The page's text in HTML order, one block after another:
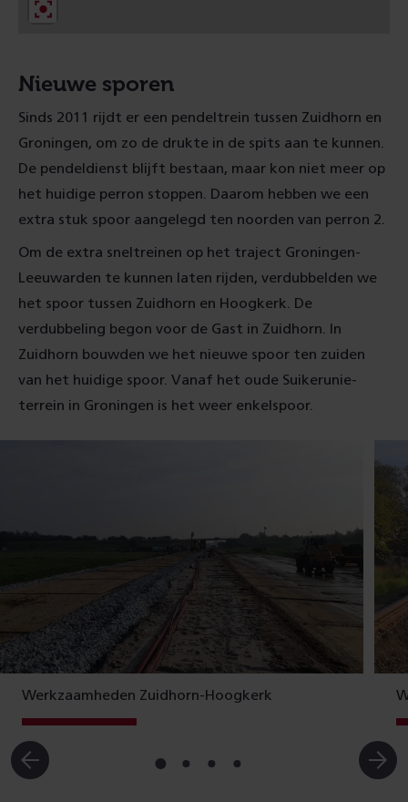
Nieuwe sporen
Sinds 2011 rijdt er een pendeltrein tussen Zuidhorn en
Groningen, om zo de drukte in de spits aan te kunnen.
De pendeldienst blijft bestaan, maar kon niet meer op
het huidige perron stoppen. Daarom hebben we een
extra stuk spoor aangelegd ten noorden van perron 2.
Om de extra sneltreinen op het traject Groningen-
Leeuwarden te kunnen laten rijden, verdubbelden we
het spoor tussen Zuidhorn en Hoogkerk. De
verdubbeling begon voor de Gast in Zuidhorn. In
Zuidhorn bouwden we het nieuwe spoor ten zuiden
van het huidige spoor. Vanaf het oude Suikerunie-
terrein in Groningen is het weer enkelspoor.
Werkzaamheden Zuidhorn-Hoogkerk
Ga
Ga
Ga
Ga